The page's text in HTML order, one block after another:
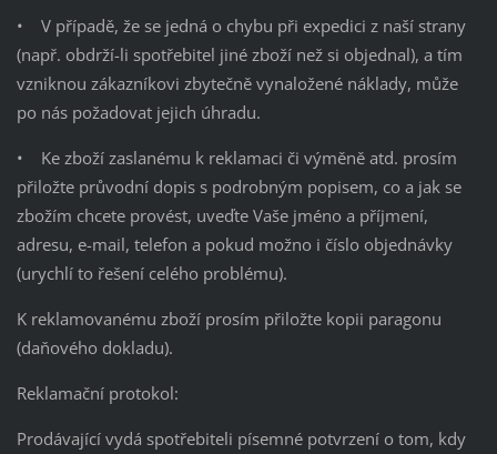
• V případě, že se jedná o chybu při expedici z naší strany
(např. obdrží-li spotřebitel jiné zboží než si objednal), a tím
vzniknou zákazníkovi zbytečně vynaložené náklady, může
po nás požadovat jejich úhradu.
• Ke zboží zaslanému k reklamaci či výměně atd. prosím
přiložte průvodní dopis s podrobným popisem, co a jak se
zbožím chcete provést, uveďte Vaše jméno a příjmení,
adresu, e-mail, telefon a pokud možno i číslo objednávky
(urychlí to řešení celého problému).
K reklamovanému zboží prosím přiložte kopii paragonu
(daňového dokladu).
Reklamační protokol:
Prodávající vydá spotřebiteli písemné potvrzení o tom, kdy